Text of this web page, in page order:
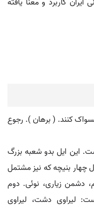
کنند. ( برهان ). رجوع
این ایل بدو شعبه بزرگ
چهار بنیچه که نیز مشتمل
دشمن زیاری، نوئی. دوم
لیراوی دشت، لیراوی